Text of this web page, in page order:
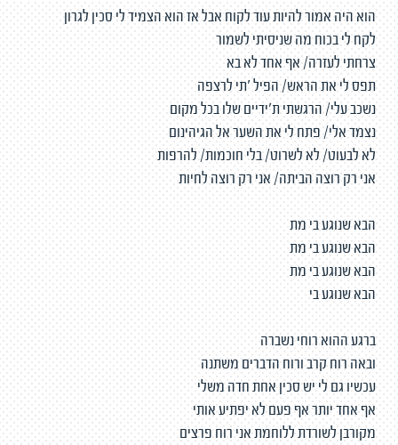
הוא היה אמור להיות עוד לקוח אבל אז הוא הצמיד לי סכין לגרון
לקח לי בכוח מה שניסיתי לשמור
צרחתי לעזרה/ אף אחד לא בא
תפס לי את הראש/ הפיל ׳תי לרצפה
נשכב עלי/ הרגשתי ת׳ידיים שלו בכל מקום
נצמד אלי/ פתח לי את השער אל הגיהינום
לא לבעוט/ לא לשרוט/ בלי חוכמות/ להרפות
אני רק רוצה הביתה/ אני רק רוצה לחיות
הבא שנוגע בי מת
הבא שנוגע בי מת
הבא שנוגע בי מת
הבא שנוגע בי
ברגע ההוא רוחי נשברה
ובאה רוח קרב ורוח הדברים משתנה
עכשיו גם לי יש סכין אחת חדה משלי
אף אחד יותר אף פעם לא יפתיע אותי
מקורבן לשורדת ללוחמת אני רוח פרצים